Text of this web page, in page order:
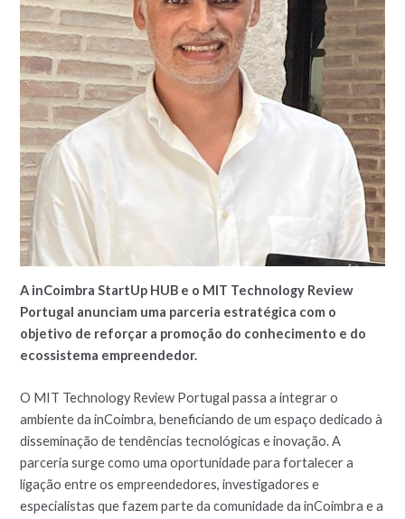
A inCoimbra StartUp HUB e o MIT Technology Review
Portugal anunciam uma parceria estratégica com o
objetivo de reforçar a promoção do conhecimento e do
ecossistema empreendedor.
O MIT Technology Review Portugal passa a integrar o
ambiente da inCoimbra, beneficiando de um espaço dedicado à
disseminação de tendências tecnológicas e inovação. A
parceria surge como uma oportunidade para fortalecer a
ligação entre os empreendedores, investigadores e
especialistas que fazem parte da comunidade da inCoimbra e a